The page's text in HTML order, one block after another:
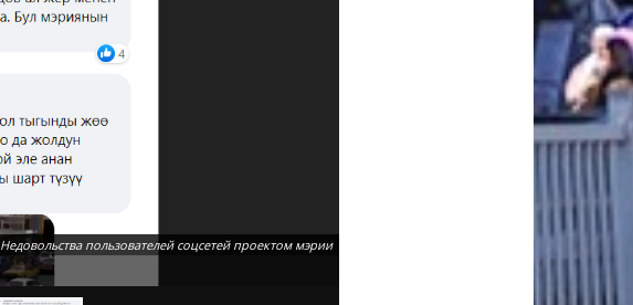
Недовольства пользователей соцсетей проектом мэрии
Недовольства пользователей соцсетей